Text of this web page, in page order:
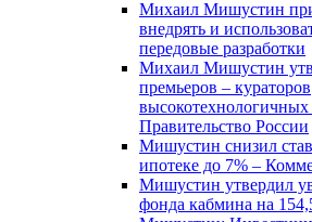
Михаил Мишустин
внедрять и
передовые разработки
Михаил Мишустин
премьеров – кураторов
высокотехнологичных
Правительство России
Мишустин снизил
ипотеке до 7% –
Мишустин утвердил
фонда кабмина на